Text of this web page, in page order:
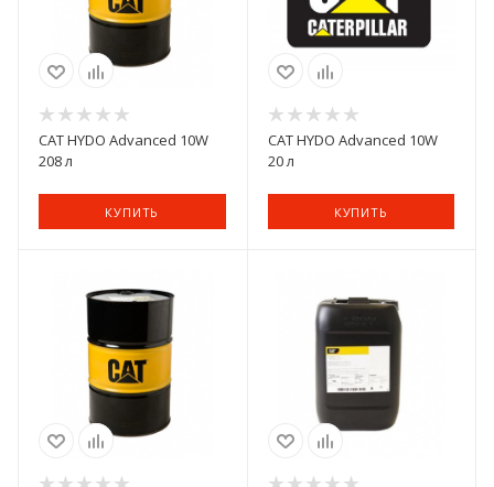
CAT HYDO Advanced 10W
208 л
КУПИТЬ
CAT HYDO Advanced 10W
20 л
КУПИТЬ